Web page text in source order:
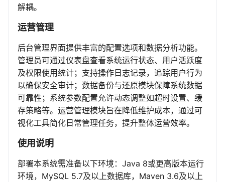
解耦。
运营管理
后台管理界面提供丰富的配置选项和数据分析功能。
管理员可通过仪表盘查看系统运行状态、用户活跃度
及权限使用统计；支持操作日志记录，追踪用户行为
以确保安全审计；数据备份与还原模块保障系统数据
可靠性；系统参数配置允许动态调整如超时设置、缓
存策略等。运营管理模块旨在降低维护成本，通过可
视化工具简化日常管理任务，提升整体运营效率。
使用说明
部署本系统需准备以下环境：Java 8或更高版本运行
环境，MySQL 5.7及以上数据库，Maven 3.6及以上